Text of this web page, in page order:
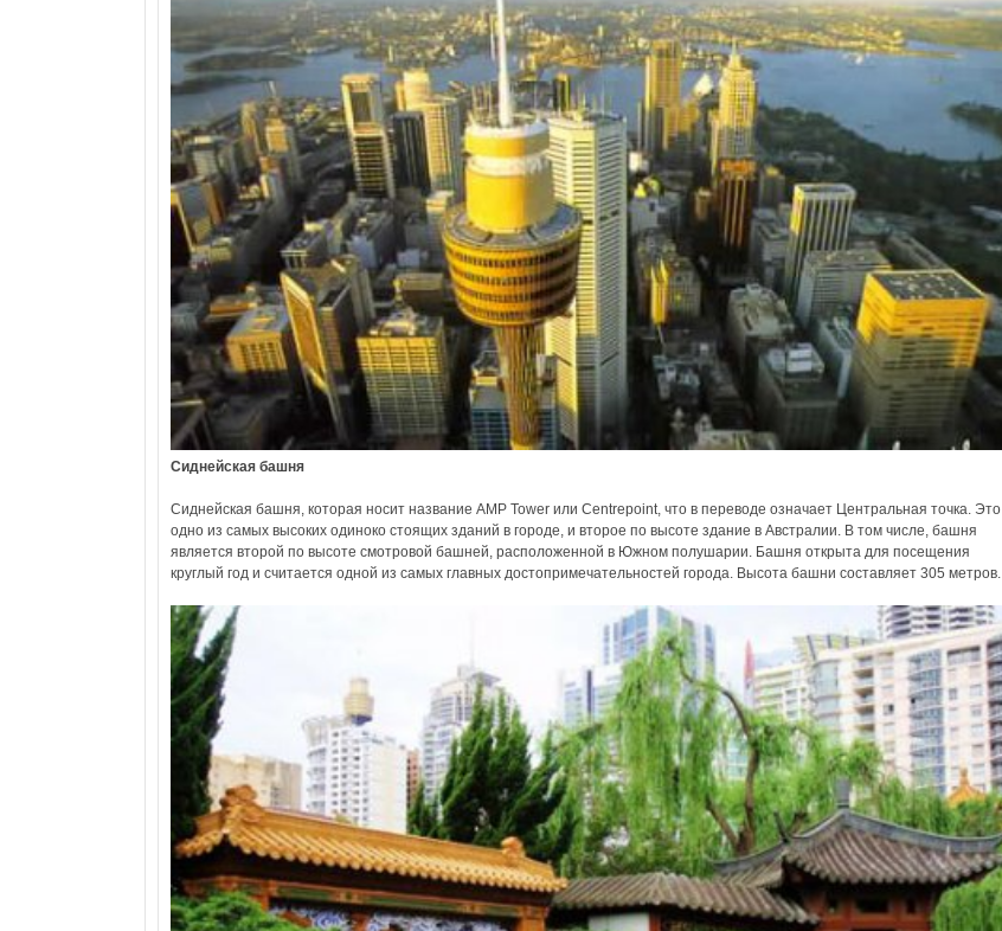
Сиднейская башня
Сиднейская башня, которая носит название АМР Tower или Centrepoint, что в переводе означает Центральная точка. Это
одно из самых высоких одиноко стоящих зданий в городе, и второе по высоте здание в Австралии. В том числе, башня
является второй по высоте смотровой башней, расположенной в Южном полушарии. Башня открыта для посещения
круглый год и считается одной из самых главных достопримечательностей города. Высота башни составляет 305 метров.